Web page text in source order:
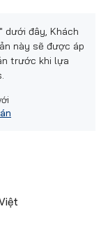
dưới đây, Khách
này sẽ được áp
trước khi lựa